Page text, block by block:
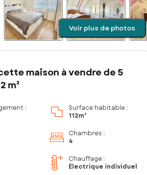
Voir plus de photos
maison à vendre de 5
m²
:
Surface habitable :
112m²
Chambres :
4
Chauffage :
Électrique individuel